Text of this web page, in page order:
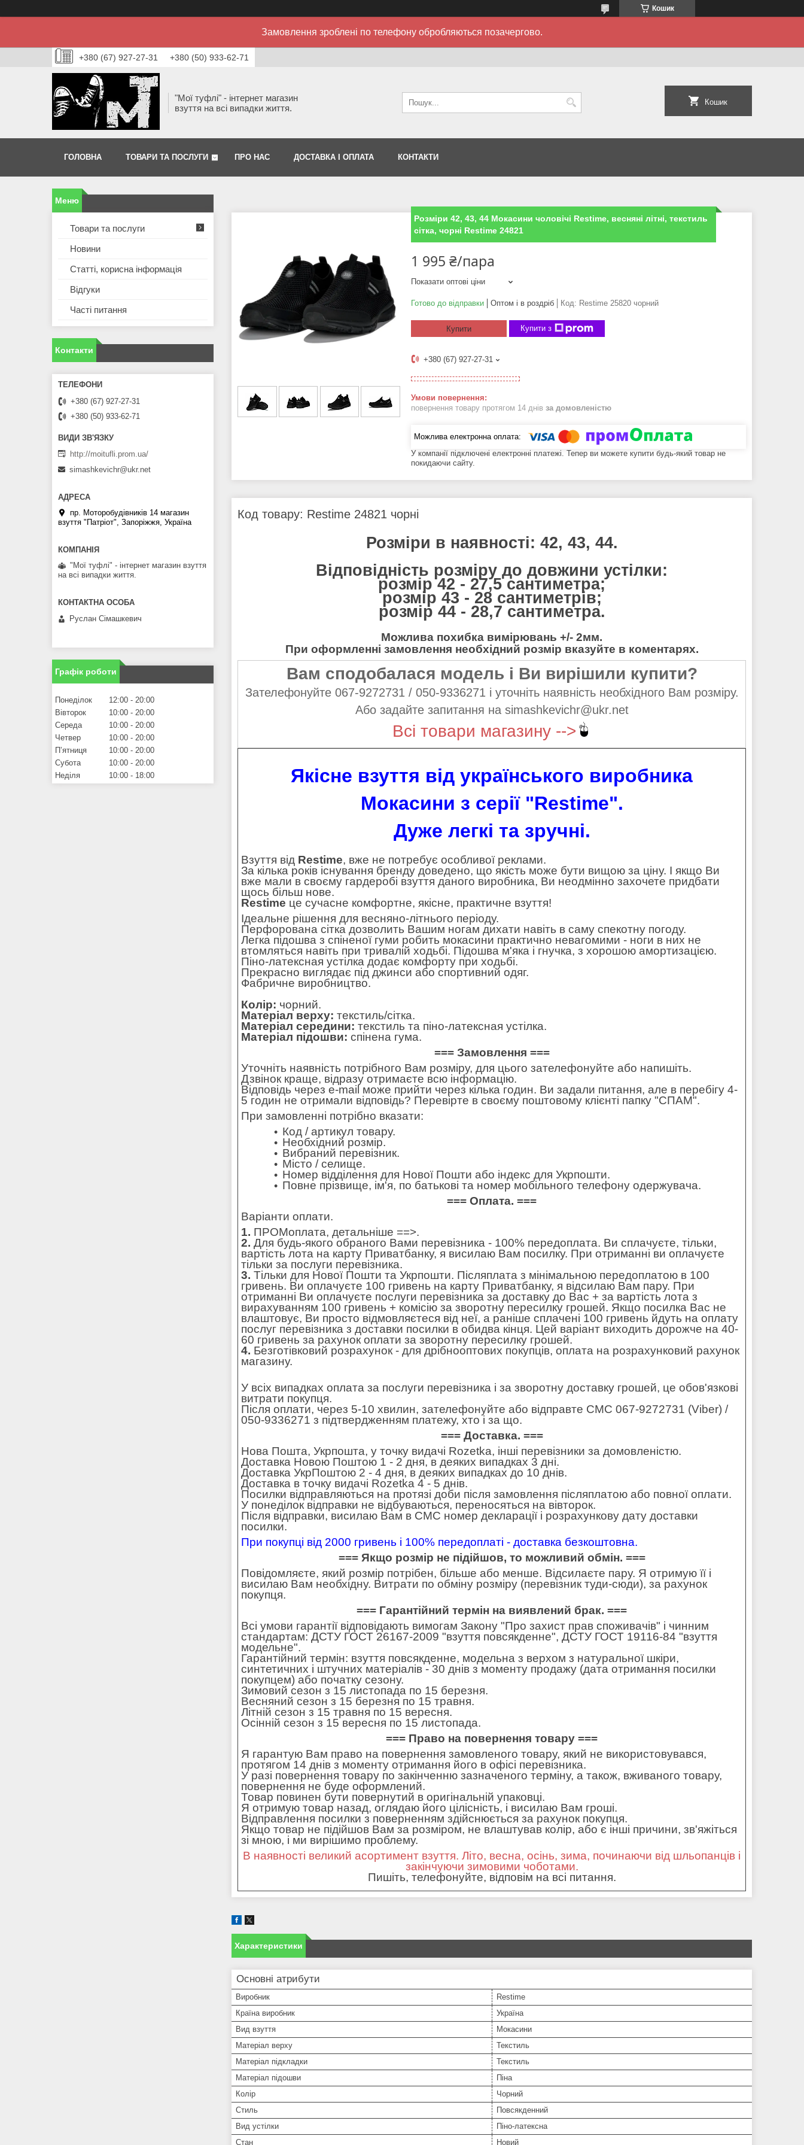
Кошик
Замовлення зроблені по телефону обробляються позачергово.
+380 (67) 927-27-31 +380 (50) 933-62-71
"Мої туфлі" - інтернет магазин
взуття на всі випадки життя.
Кошик
ГОЛОВНА ТОВАРИ ТА ПОСЛУГИ ПРО НАС ДОСТАВКА І ОПЛАТА КОНТАКТИ
Розміри 42, 43, 44 Мокасини чоловічі Restime, весняні літні, текстиль
сітка, чорні Restime 24821
1 995 ₴/пара
Показати оптові ціни
Готово до відправки Оптом і в роздріб Код: Restime 25820 чорний
Купити Купити з
+380 (67) 927-27-31
повернення товару протягом 14 днів за домовленістю
У компанії підключені електронні платежі. Тепер ви можете купити будь-який товар не
покидаючи сайту.
Код товару: Restime 24821 чорні
Розміри в наявності: 42, 43, 44.
Відповідність розміру до довжини устілки:
розмір 42 - 27,5 сантиметра;
розмір 43 - 28 сантиметрів;
розмір 44 - 28,7 сантиметра.
Можлива похибка вимірювань +/- 2мм.
При оформленні замовлення необхідний розмір вказуйте в коментарях.
Вам сподобалася модель і Ви вирішили купити?
Зателефонуйте 067-9272731 / 050-9336271 і уточніть наявність необхідного Вам розміру.
Або задайте запитання на simashkevichr@ukr.net
Всі товари магазину -->
Якісне взуття від українського виробника
Мокасини з серії "Restime".
Дуже легкі та зручні.
Взуття від Restime, вже не потребує особливої реклами.
За кілька років існування бренду доведено, що якість може бути вищою за ціну. І якщо Ви
вже мали в своєму гардеробі взуття даного виробника, Ви неодмінно захочете придбати
щось більш нове.
Restime це сучасне комфортне, якісне, практичне взуття!
Ідеальне рішення для весняно-літнього періоду.
Перфорована сітка дозволить Вашим ногам дихати навіть в саму спекотну погоду.
Легка підошва з спіненої гуми робить мокасини практично невагомими - ноги в них не
втомляться навіть при тривалій ходьбі. Підошва м'яка і гнучка, з хорошою амортизацією.
Піно-латексная устілка додає комфорту при ходьбі.
Прекрасно виглядає під джинси або спортивний одяг.
Фабричне виробництво.
Колір: чорний.
Матеріал верху: текстиль/сітка.
Матеріал середини: текстиль та піно-латексная устілка.
Матеріал підошви: спінена гума.
=== Замовлення ===
Уточніть наявність потрібного Вам розміру, для цього зателефонуйте або напишіть.
Дзвінок краще, відразу отримаєте всю інформацію.
Відповідь через e-mail може прийти через кілька годин. Ви задали питання, але в перебігу 4-
5 годин не отримали відповідь? Перевірте в своєму поштовому клієнті папку "СПАМ".
При замовленні потрібно вказати:
Код / артикул товару.
Необхідний розмір.
Вибраний перевізник.
Місто / селище.
Номер відділення для Нової Пошти або індекс для Укрпошти.
Повне прізвище, ім'я, по батькові та номер мобільного телефону одержувача.
=== Оплата. ===
Варіанти оплати.
1. ПРОМоплата, детальніше ==>.
2. Для будь-якого обраного Вами перевізника - 100% передоплата. Ви сплачуєте, тільки,
вартість лота на карту Приватбанку, я висилаю Вам посилку. При отриманні ви оплачуєте
тільки за послуги перевізника.
3. Тільки для Нової Пошти та Укрпошти. Післяплата з мінімальною передоплатою в 100
гривень. Ви оплачуєте 100 гривень на карту Приватбанку, я відсилаю Вам пару. При
отриманні Ви оплачуєте послуги перевізника за доставку до Вас + за вартість лота з
вирахуванням 100 гривень + комісію за зворотну пересилку грошей. Якщо посилка Вас не
влаштовує, Ви просто відмовляєтеся від неї, а раніше сплачені 100 гривень йдуть на оплату
послуг перевізника з доставки посилки в обидва кінця. Цей варіант виходить дорожче на 40-
60 гривень за рахунок оплати за зворотну пересилку грошей.
4. Безготівковий розрахунок - для дрібнооптових покупців, оплата на розрахунковий рахунок
магазину.
У всіх випадках оплата за послуги перевізника і за зворотну доставку грошей, це обов'язкові
витрати покупця.
Після оплати, через 5-10 хвилин, зателефонуйте або відправте СМС 067-9272731 (Viber) /
050-9336271 з підтвердженням платежу, хто і за що.
=== Доставка. ===
Нова Пошта, Укрпошта, у точку видачі Rozetka, інші перевізники за домовленістю.
Доставка Новою Поштою 1 - 2 дня, в деяких випадках 3 дні.
Доставка УкрПоштою 2 - 4 дня, в деяких випадках до 10 днів.
Доставка в точку видачі Rozetka 4 - 5 днів.
Посилки відправляються на протязі доби після замовлення післяплатою або повної оплати.
У понеділок відправки не відбуваються, переносяться на вівторок.
Після відправки, висилаю Вам в СМС номер декларації і розрахункову дату доставки
посилки.
При покупці від 2000 гривень і 100% передоплаті - доставка безкоштовна.
=== Якщо розмір не підійшов, то можливий обмін. ===
Повідомляєте, який розмір потрібен, більше або менше. Відсилаєте пару. Я отримую її і
висилаю Вам необхідну. Витрати по обміну розміру (перевізник туди-сюди), за рахунок
покупця.
=== Гарантійний термін на виявлений брак. ===
Всі умови гарантії відповідають вимогам Закону "Про захист прав споживачів" і чинним
стандартам: ДСТУ ГОСТ 26167-2009 "взуття повсякденне", ДСТУ ГОСТ 19116-84 "взуття
модельне".
Гарантійний термін: взуття повсякденне, модельна з верхом з натуральної шкіри,
синтетичних і штучних матеріалів - 30 днів з моменту продажу (дата отримання посилки
покупцем) або початку сезону.
Зимовий сезон з 15 листопада по 15 березня.
Весняний сезон з 15 березня по 15 травня.
Літній сезон з 15 травня по 15 вересня.
Осінній сезон з 15 вересня по 15 листопада.
=== Право на повернення товару ===
Я гарантую Вам право на повернення замовленого товару, який не використовувався,
протягом 14 днів з моменту отримання його в офісі перевізника.
У разі повернення товару по закінченню зазначеного терміну, а також, вживаного товару,
повернення не буде оформлений.
Товар повинен бути повернутий в оригінальній упаковці.
Я отримую товар назад, оглядаю його цілісність, і висилаю Вам гроші.
Відправлення посилки з поверненням здійснюється за рахунок покупця.
Якщо товар не підійшов Вам за розміром, не влаштував колір, або є інші причини, зв'яжіться
зі мною, і ми вирішимо проблему.
В наявності великий асортимент взуття. Літо, весна, осінь, зима, починаючи від шльопанців і
закінчуючи зимовими чоботами.
Пишіть, телефонуйте, відповім на всі питання.
Характеристики
Основні атрибути
Виробник
Restime
Країна виробник
Україна
Вид взуття
Мокасини
Матеріал верху
Текстиль
Матеріал підкладки
Текстиль
Матеріал підошви
Піна
Колір
Чорний
Стиль
Повсякденний
Вид устілки
Піно-латексна
Стан
Новий
Товари та послуги
Новини
Статті, корисна інформація
Відгуки
Часті питання
Контакти
+380 (67) 927-27-31
+380 (50) 933-62-71
http://moitufli.prom.ua/
simashkevichr@ukr.net
пр. Моторобудівників 14 магазин
взуття "Патріот", Запоріжжя, Україна
"Мої туфлі" - інтернет магазин взуття
на всі випадки життя.
Руслан Сімашкевич
Графік роботи
Понеділок 12:00
20:00
Вівторок
10:00
20:00
Середа
10:00
20:00
Четвер
10:00
20:00
Пʼятниця
10:00
20:00
Субота
10:00
20:00
Неділя
10:00 18:00